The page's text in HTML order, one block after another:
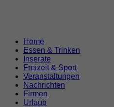
Home
Essen & Trinken
Inserate
Freizeit & Sport
Veranstaltungen
Nachrichten
Firmen
Urlaub